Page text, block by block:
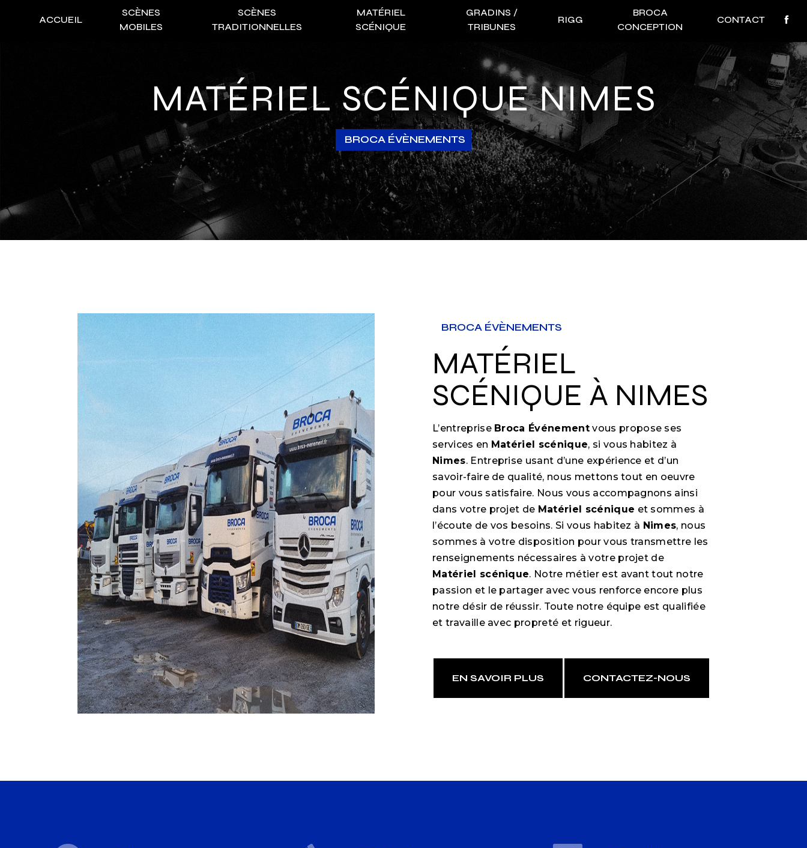
ACCUEIL
SCÈNES
MOBILES
SCÈNES
TRADITIONNELLES
MATÉRIEL
SCÉNIQUE
GRADINS /
TRIBUNES
RIGG
BROCA
CONCEPTION
CONTACT
MATÉRIEL SCÉNIQUE NIMES
BROCA ÉVÈNEMENTS
BROCA ÉVÈNEMENTS
MATÉRIEL
SCÉNIQUE À NIMES
L’entreprise Broca Événementvous propose ses
services en Matériel scénique, si vous habitez à
Nimes. Entreprise usant d’une expérience et d’un
savoir-faire de qualité, nous mettons tout en oeuvre
pour vous satisfaire. Nous vous accompagnons ainsi
dans votre projet de Matériel scénique et sommes à
l’écoute de vos besoins. Si vous habitez à Nimes, nous
sommes à votre disposition pour vous transmettre les
renseignements nécessaires à votre projet de
Matériel scénique. Notre métier est avant tout notre
passion et le partager avec vous renforce encore plus
notre désir de réussir. Toute notre équipe est qualifiée
et travaille avec propreté et rigueur.
EN SAVOIR PLUS CONTACTEZ-NOUS
Panneau de gestion des cookies